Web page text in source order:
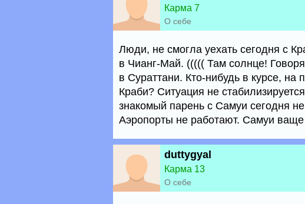
Карма 7
О себе
Люди, не смогла уехать сегодня с
в Чианг-Май. ((((( Там солнце!
в Сураттани. Кто-нибудь в курсе, на
Краби? Ситуация не
знакомый парень с Самуи сегодня
Аэропорты не работают. Самуи ваще
duttygyal
Карма 13
О себе